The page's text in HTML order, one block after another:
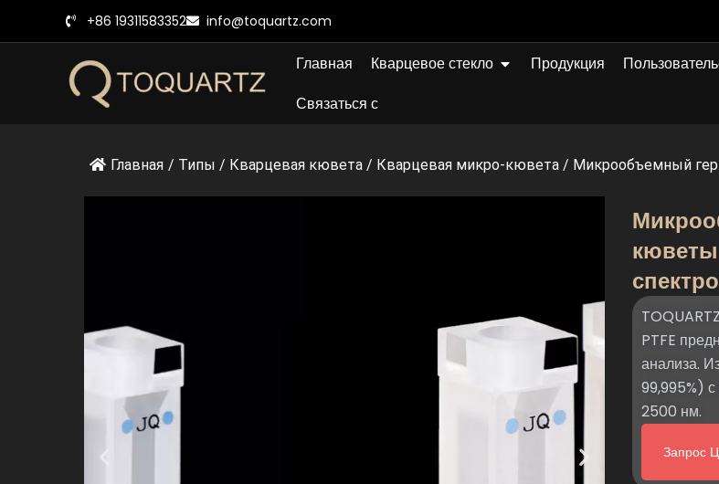
содержанию
+86 19311583352 info@toquartz.com
Главная Кварцевое стекло Открыто Quartz Glass
Продукция
Связаться с
Главная / Типы / Кварцевая кювета / Кварцевая микро-кювета / Микрообъемный
PTFE
анализа.
99,995%)
2500 нм.
Запрос